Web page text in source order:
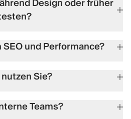
Design oder früher
und Performance?
Sie?
Teams?